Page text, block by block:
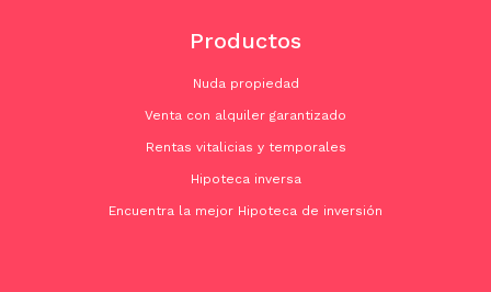
Productos
Nuda propiedad
Venta con alquiler garantizado
Rentas vitalicias y temporales
Hipoteca inversa
Encuentra la mejor Hipoteca de inversión